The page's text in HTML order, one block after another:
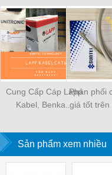
Cung Cấp Cáp Lapp
Kabel, Benka...
Phân phối
giá tốt
CO-CQ,
Sản phẩm xem nhiều